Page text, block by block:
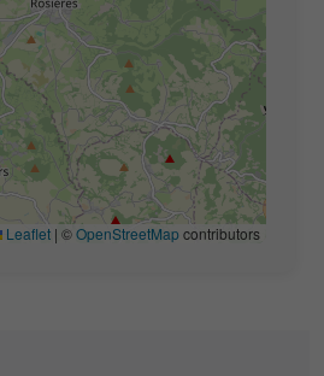
Leaflet | ©OpenStreetMapcontributors